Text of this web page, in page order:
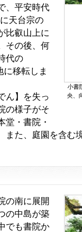
小書
央、
、平安時代
天台宗の
比叡山上に
その後、何
代の
に移転しま
ん】を失っ
の様子がそ
堂・書院・
また、庭園を含む
の南に展開
の中島が築
でも書院か